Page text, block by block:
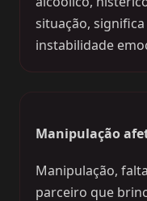
situação,
instabilidade
Manipulação
Manipulação,
parceiro que